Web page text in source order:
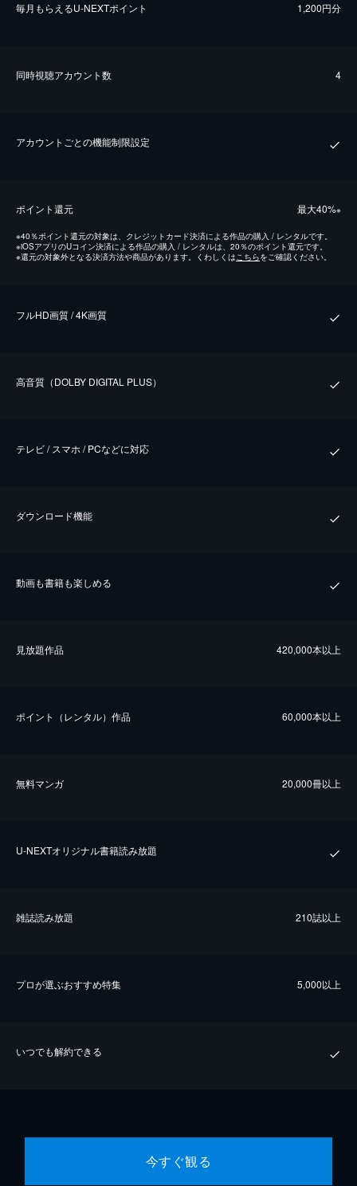
毎⽉もらえるU-NEXTポイント 1,200円分
同時視聴アカウント数 4
アカウントごとの機能制限設定
ポイント還元 最⼤40%※
※40％ポイント還元の対象は、クレジットカード決済による作品の購入 / レンタルです。
※iOSアプリのUコイン決済による作品の購入 / レンタルは、20％のポイント還元です。
※還元の対象外となる決済方法や商品があります。くわしくはこちらをご確認ください。
フルHD画質 / 4K画質
⾼⾳質（DOLBY DIGITAL PLUS）
テレビ / スマホ / PCなどに対応
ダウンロード機能
動画も書籍も楽しめる
⾒放題作品 420,000本以上
ポイント（レンタル）作品 60,000本以上
無料マンガ 20,000冊以上
U-NEXTオリジナル書籍読み放題
雑誌読み放題 210誌以上
プロが選ぶおすすめ特集 5,000以上
いつでも解約できる
今すぐ観る